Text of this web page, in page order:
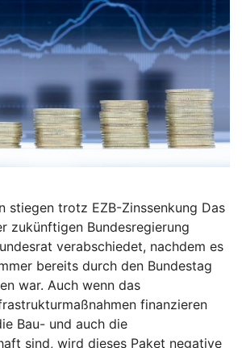
stiegen trotz EZB-Zinssenkung Das
zukünftigen Bundesregierung
verabschiedet, nachdem es
bereits durch den Bundestag
war. Auch wenn das
finanzieren
Bau- und auch die
sind, wird dieses Paket negative